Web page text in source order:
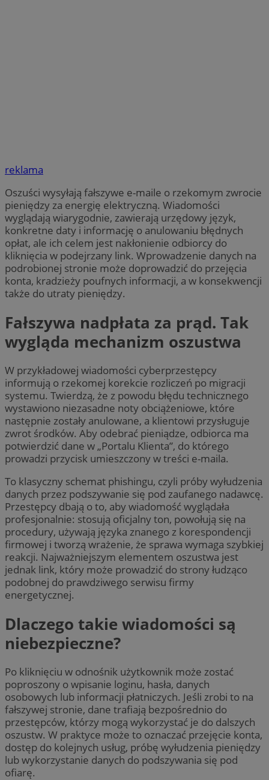
reklama
Oszuści wysyłają fałszywe e-maile o rzekomym zwrocie
pieniędzy za energię elektryczną. Wiadomości
wyglądają wiarygodnie, zawierają urzędowy język,
konkretne daty i informację o anulowaniu błędnych
opłat, ale ich celem jest nakłonienie odbiorcy do
kliknięcia w podejrzany link. Wprowadzenie danych na
podrobionej stronie może doprowadzić do przejęcia
konta, kradzieży poufnych informacji, a w konsekwencji
także do utraty pieniędzy.
Fałszywa nadpłata za prąd. Tak
wygląda mechanizm oszustwa
W przykładowej wiadomości cyberprzestępcy
informują o rzekomej korekcie rozliczeń po migracji
systemu. Twierdzą, że z powodu błędu technicznego
wystawiono niezasadne noty obciążeniowe, które
następnie zostały anulowane, a klientowi przysługuje
zwrot środków. Aby odebrać pieniądze, odbiorca ma
potwierdzić dane w „Portalu Klienta”, do którego
prowadzi przycisk umieszczony w treści e-maila.
To klasyczny schemat phishingu, czyli próby wyłudzenia
danych przez podszywanie się pod zaufanego nadawcę.
Przestępcy dbają o to, aby wiadomość wyglądała
profesjonalnie: stosują oficjalny ton, powołują się na
procedury, używają języka znanego z korespondencji
firmowej i tworzą wrażenie, że sprawa wymaga szybkiej
reakcji. Najważniejszym elementem oszustwa jest
jednak link, który może prowadzić do strony łudząco
podobnej do prawdziwego serwisu firmy
energetycznej.
Dlaczego takie wiadomości są
niebezpieczne?
Po kliknięciu w odnośnik użytkownik może zostać
poproszony o wpisanie loginu, hasła, danych
osobowych lub informacji płatniczych. Jeśli zrobi to na
fałszywej stronie, dane trafiają bezpośrednio do
przestępców, którzy mogą wykorzystać je do dalszych
oszustw. W praktyce może to oznaczać przejęcie konta,
dostęp do kolejnych usług, próbę wyłudzenia pieniędzy
lub wykorzystanie danych do podszywania się pod
ofiarę.